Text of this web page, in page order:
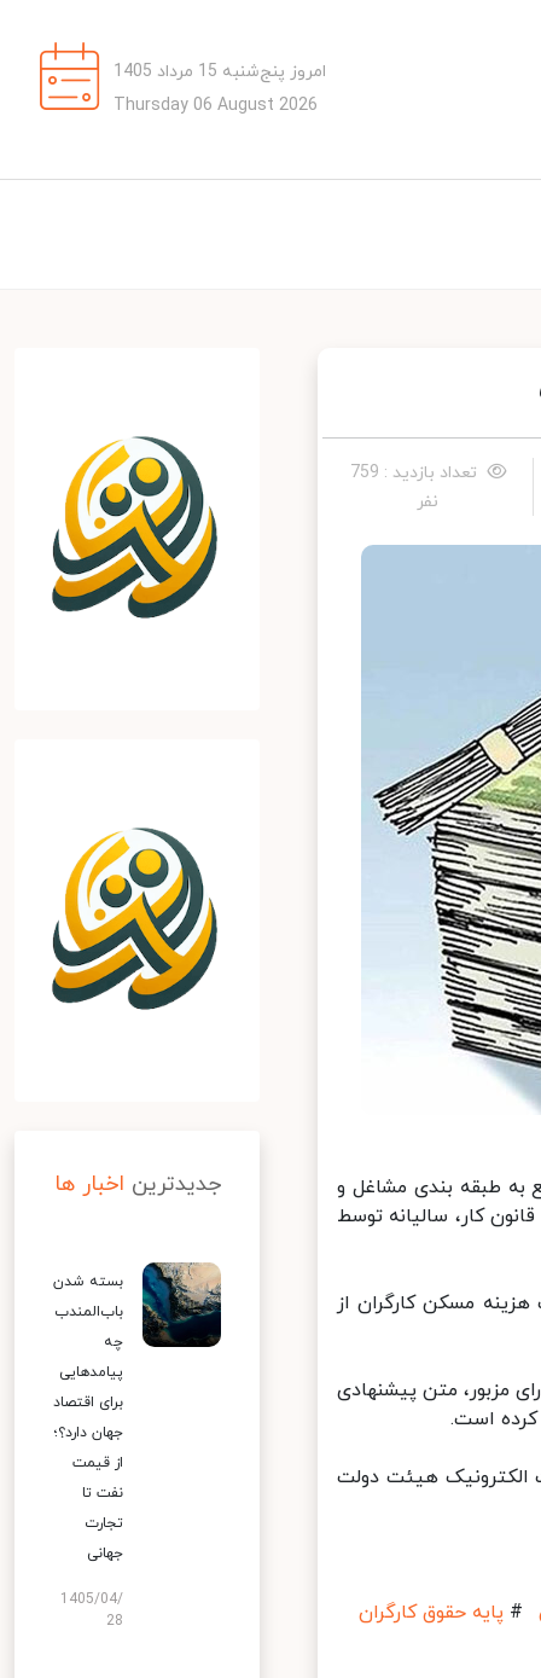
امروز پنج‌شنبه 15 مرداد 1405
Thursday 06 August 2026
تعداد بازدید : 759
نفر
(۲) اصلاحی قانون راجع به طبقه بندی مشاغل و
کار، سالیانه توسط
سال ۱۳۹۹ با افزایش کمک هزینه مسکن کارگران از
مزبور، متن پیشنهادی
هیئت دولت
پایه حقوق کارگران
جدیدترین اخبار ها
بسته شدن
باب‌المندب
چه
پیامدهایی
برای اقتصاد
جهان دارد؟؛
از قیمت
نفت تا
تجارت
جهانی
1405/04/
28